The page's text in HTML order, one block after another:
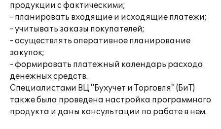
продукции с фактическими;
- планировать входящие и исходящие платежи;
- учитывать заказы покупателей;
- осуществлять оперативное планирование
закупок;
- формировать платежный календарь расхода
денежных средств.
Специалистами ВЦ "Бухучет и Торговля" (БиТ)
также была проведена настройка программного
продукта и даны консультации по работе в нем.